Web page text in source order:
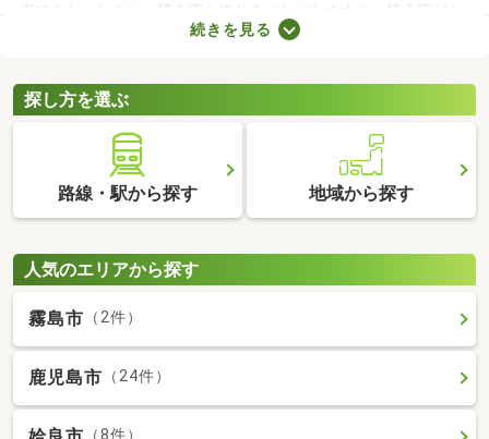
保できないときは、貸倉庫を借りることがおすすめ。貸倉庫があ
れば、在庫やすぐに使わない物品を保管できるため、店舗や事務
にチェックしてほしい貸倉庫を紹介します。
続きを見る
探し方を選ぶ
路線・駅から探す 地域から探す
人気のエリアから探す
霧島市 （2件）
鹿児島市 （24件）
（8件）